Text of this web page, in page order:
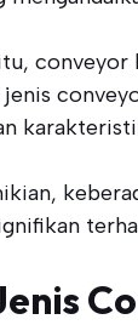
conveyor